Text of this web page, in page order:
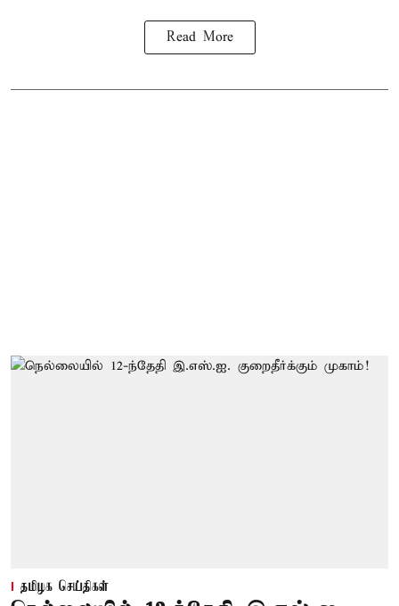
Read More
தமிழக செய்திகள்